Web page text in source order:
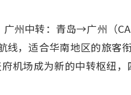
广州中转：青岛→广州（
线，适合华南地区的旅客
机场成为新的中转枢纽，